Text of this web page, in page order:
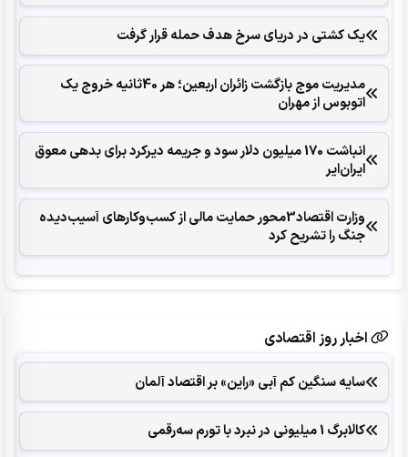
یک کشتی در دریای سرخ هدف حمله قرار گرفت
مدیریت موج بازگشت زائران اربعین؛ هر 40ثانیه خروج یک
اتوبوس از مهران
انباشت 170 میلیون دلار سود و جریمه دیرکرد برای بدهی معوق
ایران‌ایر
وزارت اقتصاد3محور حمایت مالی از کسب‌وکارهای آسیب‌دیده
جنگ را تشریح کرد
اخبار روز اقتصادی
سایه سنگین کم آبی «راین» بر اقتصاد آلمان
کالابرگ 1 میلیونی در نبرد با تورم سه‌رقمی